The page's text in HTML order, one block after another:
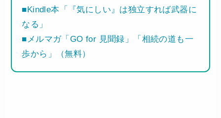
■Kindle本「『気にしい』は独立すれば武器に
なる」
■メルマガ「GO for 見聞録」「相続の道も一
歩から」（無料）